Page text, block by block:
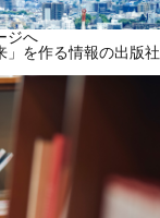
ジへ
」を作る情報の出版社